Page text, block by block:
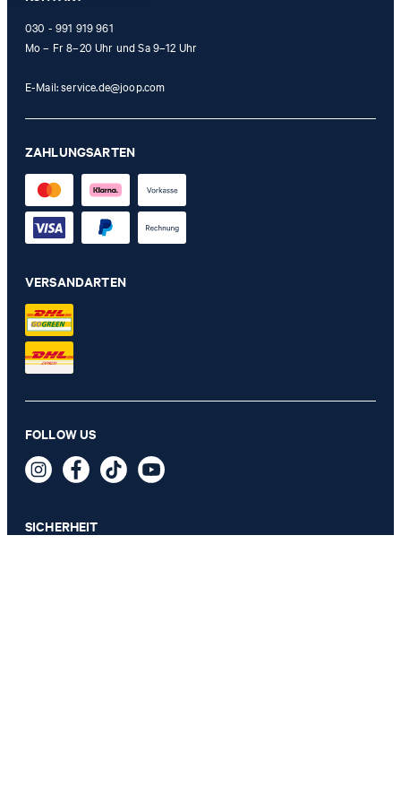
Badteppich JOOP! PAISLEY in Oliv, 50 x 60 cm
74,95 €
inkl. MwSt
030 - 991 919 961
Mo – Fr 8–20 Uhr und Sa 9–12 Uhr
E-Mail:service.de@joop.com
ZAHLUNGSARTEN
VERSANDARTEN
FOLLOW US
SICHERHEIT